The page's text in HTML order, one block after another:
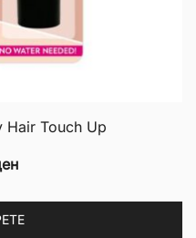
Hair Touch Up